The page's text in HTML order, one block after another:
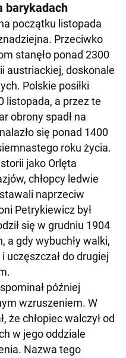
barykadach
początku listopada
Przeciwko
stanęło ponad 2300
austriackiej, doskonale
Polskie posiłki
listopada, a przez te
obrony spadł na
się ponad 1400
roku życia.
jako Orlęta
chłopcy ledwie
naprzeciw
Petrykiewicz był
się w grudniu 1904
a gdy wybuchły walki,
uczęszczał do drugiej
później
wzruszeniem. W
że chłopiec walczył od
w jego oddziale
Nazwa tego